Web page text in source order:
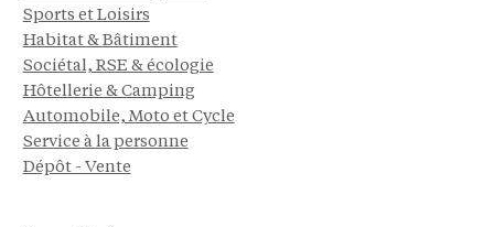
Sports et Loisirs
Habitat & Bâtiment
Sociétal, RSE & écologie
Hôtellerie & Camping
Automobile, Moto et Cycle
Service à la personne
Dépôt - Vente